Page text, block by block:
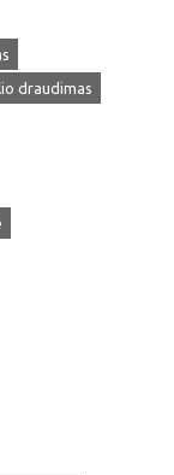
draudimas